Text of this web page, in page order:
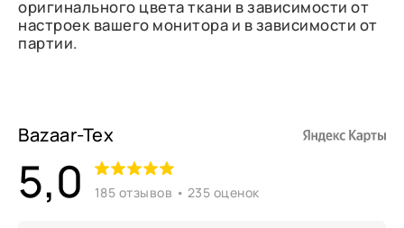
оригинального цвета ткани в зависимости от
настроек вашего монитора и в зависимости от
партии.
Bazaar-Tex
5,0 185 отзывов • 235 оценок